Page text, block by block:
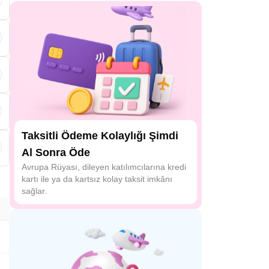
Taksitli Ödeme Kolaylığı Şimdi
Al Sonra Öde
Avrupa Rüyası, dileyen katılımcılarına kredi
kartı ile ya da kartsız kolay taksit imkânı
sağlar.